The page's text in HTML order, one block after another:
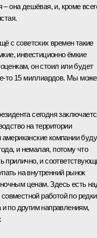
– она дешёвая, и, кроме
с советских времен такие
инвестиционно ёмкие
он стоил или будет
то 15 миллиардов. Мы
сегодня
на территории
компании
и немалая, потому что
прилично, и
на внутренний рынок
ценам. Здесь есть
работой по
по другим направлениям,